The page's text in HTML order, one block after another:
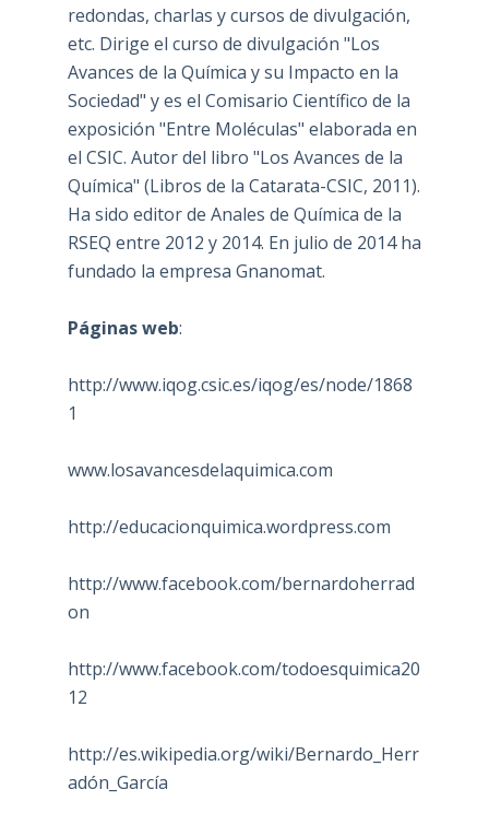
redondas, charlas y cursos de divulgación,
etc. Dirige el curso de divulgación "Los
Avances de la Química y su Impacto en la
Sociedad" y es el Comisario Científico de la
exposición "Entre Moléculas" elaborada en
el CSIC. Autor del libro "Los Avances de la
Química" (Libros de la Catarata-CSIC, 2011).
Ha sido editor de Anales de Química de la
RSEQ entre 2012 y 2014. En julio de 2014 ha
fundado la empresa Gnanomat.
Páginas web:
http://www.iqog.csic.es/iqog/es/node/1868
1
www.losavancesdelaquimica.com
http://educacionquimica.wordpress.com
http://www.facebook.com/bernardoherrad
on
http://www.facebook.com/todoesquimica20
12
http://es.wikipedia.org/wiki/Bernardo_Herr
adón_García